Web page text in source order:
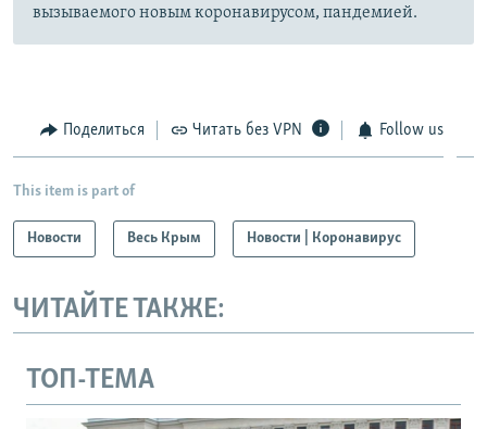
вызываемого новым коронавирусом, пандемией.
Поделиться Читать без VPN Follow us
This item is part of
Новости Весь Крым Новости | Коронавирус
ЧИТАЙТЕ ТАКЖЕ:
ТОП-ТЕМА